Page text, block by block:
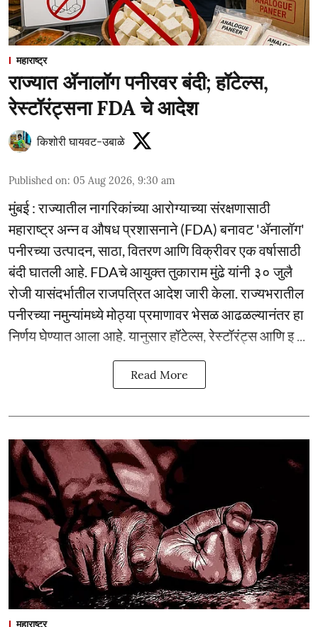
महाराष्ट्र
राज्यात ॲनालॉग पनीरवर बंदी; हॉटेल्स,
रेस्टॉरंट्सना FDA चे आदेश
किशोरी घायवट-उबाळे
Published on: 05 Aug 2026, 9:30 am
मुंबई : राज्यातील नागरिकांच्या आरोग्याच्या संरक्षणासाठी
महाराष्ट्र अन्न व औषध प्रशासनाने (FDA) बनावट 'ॲनालॉग'
पनीरच्या उत्पादन, साठा, वितरण आणि विक्रीवर एक वर्षासाठी
बंदी घातली आहे. FDAचे आयुक्त तुकाराम मुंढे यांनी ३० जुलै
रोजी यासंदर्भातील राजपत्रित आदेश जारी केला. राज्यभरातील
पनीरच्या नमुन्यांमध्ये मोठ्या प्रमाणावर भेसळ आढळल्यानंतर हा
निर्णय घेण्यात आला आहे. यानुसार हॉटेल्स, रेस्टॉरंट्स आणि इ ...
Read More
महाराष्ट्र